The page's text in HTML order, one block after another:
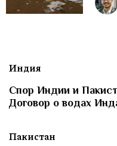
Индия
Спор Индии и
Договор о водах
Пакистан